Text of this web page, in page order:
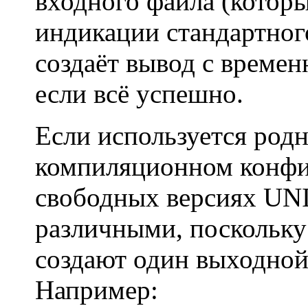
индикации
создаёт вывод с
если всё успешно.
Если используется
компиляционном
свободных версиях
различными,
создают один
Например: